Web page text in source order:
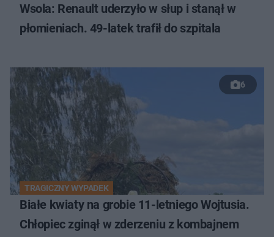
Wsola: Renault uderzyło w słup i stanął w
płomieniach. 49-latek trafił do szpitala
6
TRAGICZNY WYPADEK
Białe kwiaty na grobie 11-letniego Wojtusia.
Chłopiec zginął w zderzeniu z kombajnem